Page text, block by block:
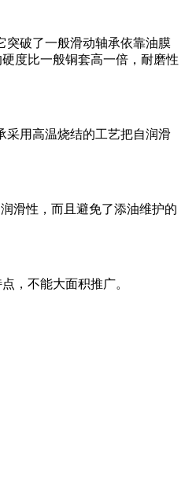
突破了一般滑动轴承依靠油膜
度比一般铜套高一倍，耐磨性
采用高温烧结的工艺把自润滑
滑性，而且避免了添油维护的
，不能大面积推广。